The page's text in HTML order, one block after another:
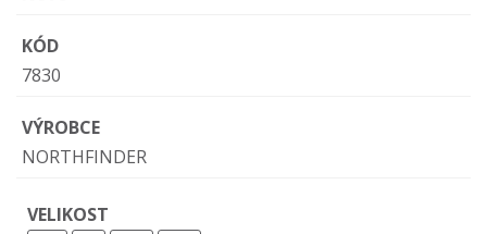
KÓD
7830
VÝROBCE
NORTHFINDER
VELIKOST